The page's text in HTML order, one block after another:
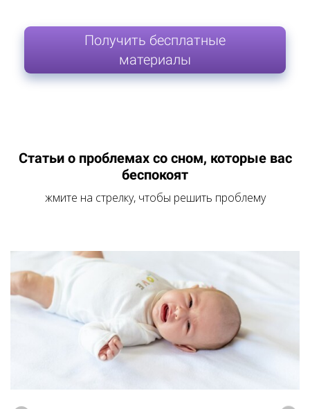
Получить бесплатные
материалы
Статьи о проблемах со сном, которые вас
беспокоят
жмите на стрелку, чтобы решить проблему